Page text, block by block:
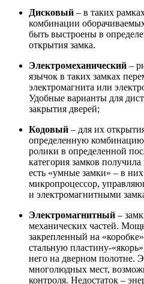
Дисковый – в таких
комбинации
быть выстроены в
открытия замка.
Электромеханический –
язычок в таких замках
электромагнита или
Удобные варианты для
закрытия дверей;
Кодовый – для их
определенную
ролики в определенной
категория замков
есть «умные замки» – в
микропроцессор,
и электромагнитными
Электромагнитный –
механических частей.
закрепленный на
стальную пластину-
него на дверном полотне.
многолюдных мест,
контроля. Недостаток –